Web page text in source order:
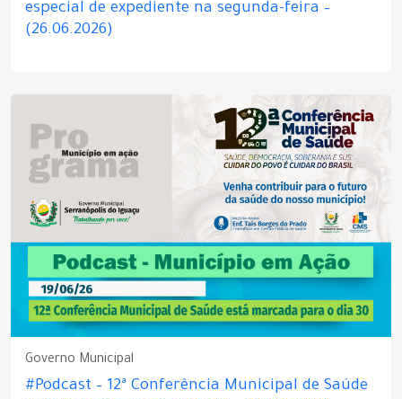
especial de expediente na segunda-feira –
(26.06.2026)
Governo Municipal
#Podcast – 12ª Conferência Municipal de Saúde